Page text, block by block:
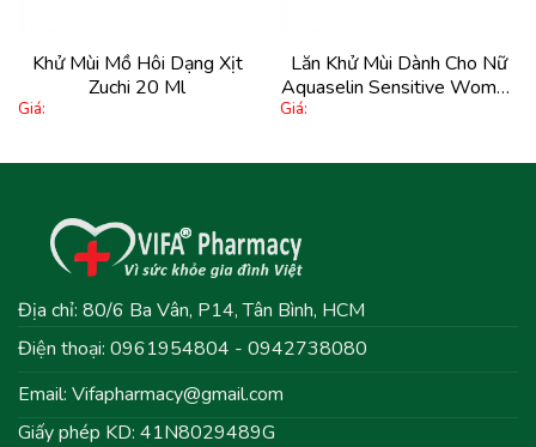
Khử Mùi Mồ Hôi Dạng Xịt
Zuchi 20 Ml
Giá:
Lăn Khử Mùi Dành Cho Nữ
Aquaselin Sensitive Women
Giá:
Địa chỉ: 80/6 Ba Vân, P14, Tân Bình, HCM
Điện thoại: 0961954804 - 0942738080
Email: Vifapharmacy@gmail.com
Giấy phép KD: 41N8029489G